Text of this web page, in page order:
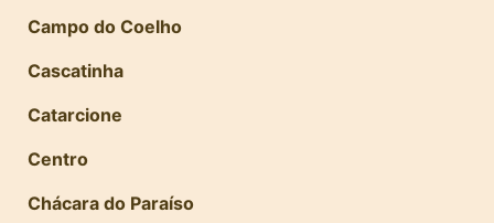
Campo do Coelho
Cascatinha
Catarcione
Centro
Chácara do Paraíso